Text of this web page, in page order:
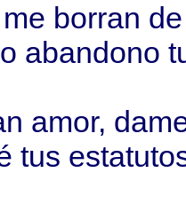
me borran
abandono
amor,
tus